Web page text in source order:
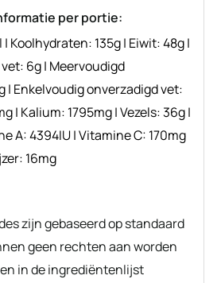
per portie:
| Koolhydraten: 135g| Eiwit:48g|
6g| Meervoudigd
| Enkelvoudig onverzadigd vet:
| Kalium: 1795mg|Vezels:36g|
A:4394IU|Vitamine C: 170mg
16mg
geen rechten aan worden
in de ingrediëntenlijst